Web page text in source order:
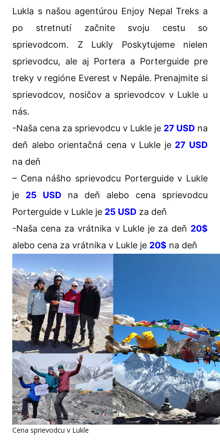
Lukla s našou agentúrou Enjoy Nepal Treks a
po stretnutí začnite svoju cestu so
sprievodcom. Z Lukly Poskytujeme nielen
sprievodcu, ale aj Portera a Porterguide pre
treky v regióne Everest v Nepále. Prenajmite si
sprievodcov, nosičov a sprievodcov v Lukle u
nás.
-Naša cena za sprievodcu v Lukle je 27 USD na
deň alebo orientačná cena v Lukle je 27 USD
na deň
– Cena nášho sprievodcu Porterguide v Lukle
je 25 USD na deň alebo cena sprievodcu
Porterguide v Lukle je 25 USD za deň
-Naša cena za vrátnika v Lukle je za deň 20$
alebo cena za vrátnika v Lukle je 20$ na deň
Cena sprievodcu v Lukle